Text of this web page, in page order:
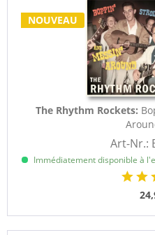
NOUVEAU
The Rhythm Rockets:
Art-Nr.:
Immédiatement disponible à